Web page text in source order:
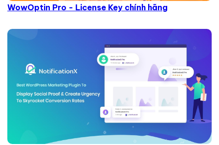
WowOptin Pro - License Key chính hãng